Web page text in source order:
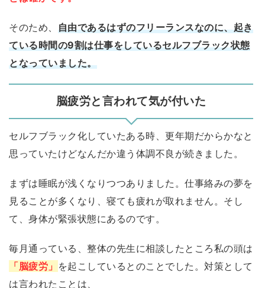
そのため、 自由であるはずのフリーランスなのに、起き
ている時間の9割は仕事をしているセルフブラック状態
となっていました。
脳疲労と言われて気が付いた
セルフブラック化していたある時、更年期だからかなと
思っていたけどなんだか違う体調不良が続きました。
まずは睡眠が浅くなりつつありました。仕事絡みの夢を
見ることが多くなり、寝ても疲れが取れません。そし
て、身体が緊張状態にあるのです。
毎月通っている、整体の先生に相談したところ私の頭は
「脳疲労」 を起こしているとのことでした。対策として
は言われたことは、